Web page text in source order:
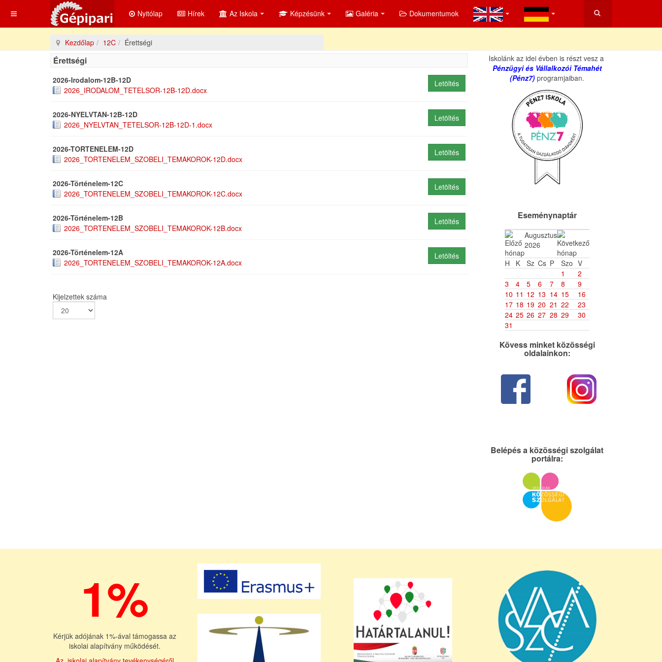
Nyitólap Hírek Az Iskola Képzésünk Galéria Dokumentumok
Kezdőlap 12C Érettségi
Érettségi
2026-Irodalom-12B-12D
2026_IRODALOM_TETELSOR-12B-12D.docx
Letöltés
2026-NYELVTAN-12B-12D
2026_NYELVTAN_TETELSOR-12B-12D-1.docx
Letöltés
2026-TORTENELEM-12D
2026_TORTENELEM_SZOBELI_TEMAKOROK-12D.docx
Letöltés
2026-Történelem-12C
2026_TORTENELEM_SZOBELI_TEMAKOROK-12C.docx
Letöltés
2026-Történelem-12B
2026_TORTENELEM_SZOBELI_TEMAKOROK-12B.docx
Letöltés
2026-Történelem-12A
2026_TORTENELEM_SZOBELI_TEMAKOROK-12A.docx
Letöltés
Kijelzettek száma
Iskolánk az idei évben is részt vesz a
Pénzügyi és Vállalkozói Témahét
(Pénz7) programjaiban.
Eseménynaptár
Augusztus
2026
H
K Sz Cs P Szo V
1
2
3
4 5 6 7 8
9
10 11 12 13 14 15
16
17 18 19 20 21 22
23
24 25 26 27 28 29
30
31
Kövess minket közösségi
oldalainkon:
Belépés a közösségi szolgálat
portálra:
1%
Kérjük adójának 1%-ával támogassa az
iskolai alapítvány működését.